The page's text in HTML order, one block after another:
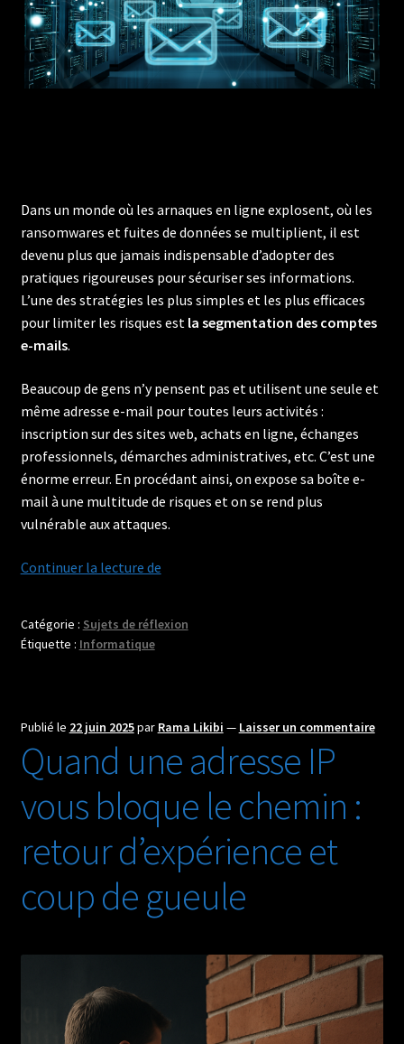
Dans un monde où les arnaques en ligne explosent, où les
ransomwares et fuites de données se multiplient, il est
devenu plus que jamais indispensable d’adopter des
pratiques rigoureuses pour sécuriser ses informations.
L’une des stratégies les plus simples et les plus efficaces
pour limiter les risques est la segmentation des comptes
e-mails.
Beaucoup de gens n’y pensent pas et utilisent une seule et
même adresse e-mail pour toutes leurs activités :
inscription sur des sites web, achats en ligne, échanges
professionnels, démarches administratives, etc. C’est une
énorme erreur. En procédant ainsi, on expose sa boîte e-
mail à une multitude de risques et on se rend plus
vulnérable aux attaques.
Continuer la lecture dePourquoi
Essentiel
Adresses
mails
Fonction
Contexte
Catégorie : Sujets de réflexion
Étiquette : Informatique
Publié le 22 juin 2025par Rama Likibi — Laisser un commentaire
Quand une adresse IP
vous bloque le chemin :
retour d’expérience et
coup de gueule